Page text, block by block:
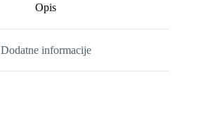
Opis
Dodatne informacije